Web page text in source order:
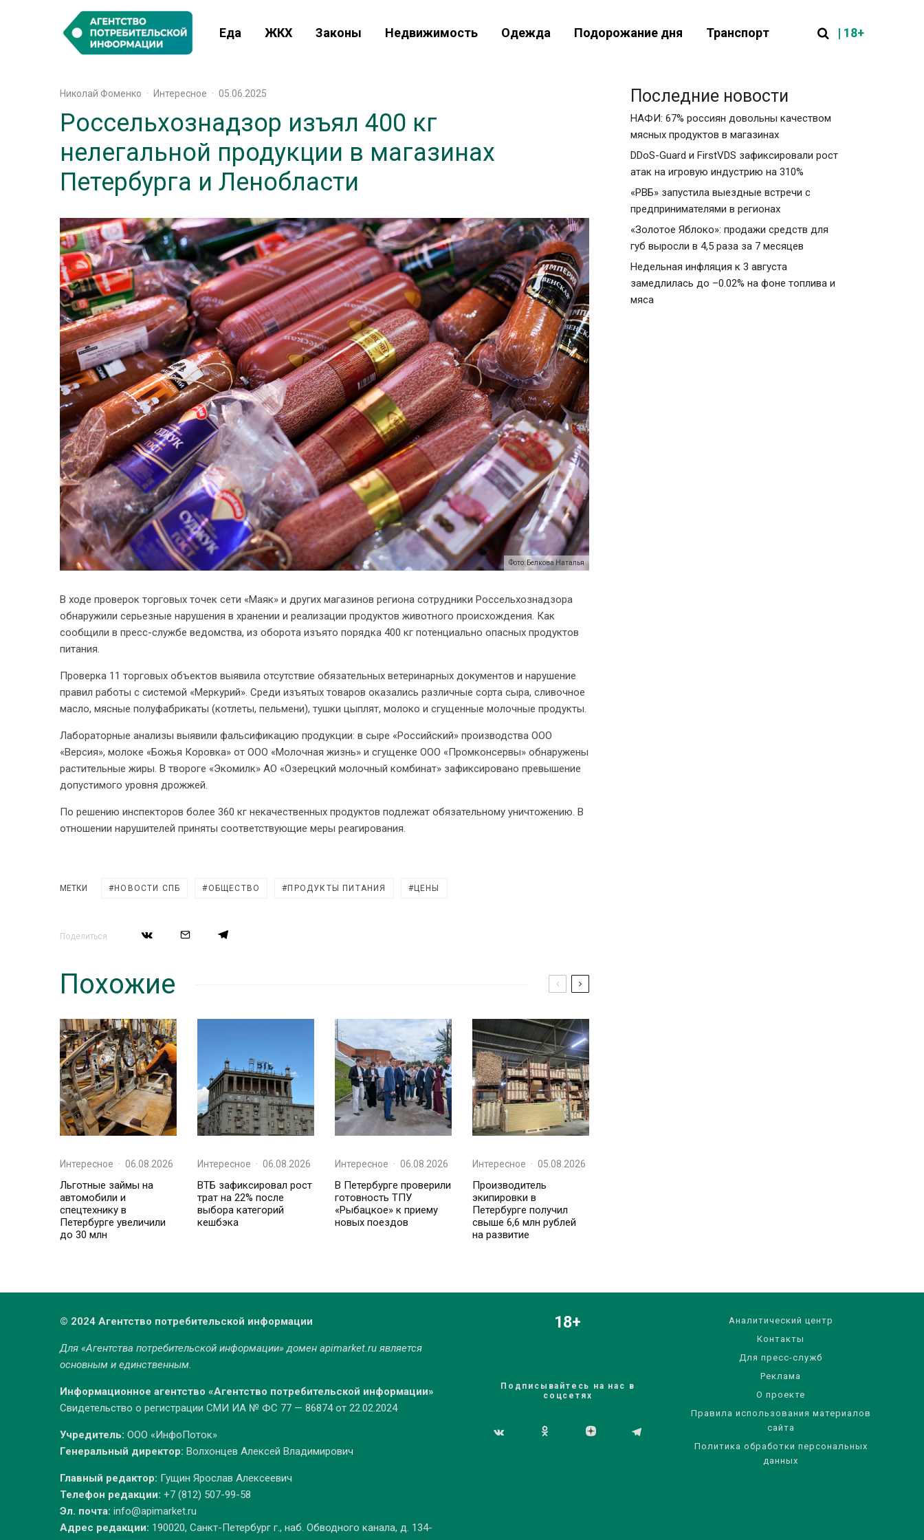
Еда ЖКХ Законы Недвижимость Одежда Подорожание дня Транспорт | 18+
Николай Фоменко · Интересное · 05.06.2025
Россельхознадзор изъял 400 кг
нелегальной продукции в магазинах
Петербурга и Ленобласти
Фото: Белкова Наталья
В ходе проверок торговых точек сети «Маяк» и других магазинов региона сотрудники Россельхознадзора
обнаружили серьезные нарушения в хранении и реализации продуктов животного происхождения. Как
сообщили в пресс-службе ведомства, из оборота изъято порядка 400 кг потенциально опасных продуктов
питания.
Проверка 11 торговых объектов выявила отсутствие обязательных ветеринарных документов и нарушение
правил работы с системой «Меркурий». Среди изъятых товаров оказались различные сорта сыра, сливочное
масло, мясные полуфабрикаты (котлеты, пельмени), тушки цыплят, молоко и сгущенные молочные продукты.
Лабораторные анализы выявили фальсификацию продукции: в сыре «Российский» производства ООО
«Версия», молоке «Божья Коровка» от ООО «Молочная жизнь» и сгущенке ООО «Промконсервы» обнаружены
растительные жиры. В твороге «Экомилк» АО «Озерецкий молочный комбинат» зафиксировано превышение
допустимого уровня дрожжей.
По решению инспекторов более 360 кг некачественных продуктов подлежат обязательному уничтожению. В
отношении нарушителей приняты соответствующие меры реагирования.
МЕТКИ НОВОСТИ СПБ ОБЩЕСТВО ПРОДУКТЫ ПИТАНИЯ ЦЕНЫ
Поделиться
Похожие
Интересное · 06.08.2026
Льготные займы на
автомобили и
спецтехнику в
Петербурге увеличили
до 30 млн
Интересное · 06.08.2026
ВТБ зафиксировал рост
трат на 22% после
выбора категорий
кешбэка
Интересное · 06.08.2026
В Петербурге проверили
готовность ТПУ
«Рыбацкое» к приему
новых поездов
Интересное · 05.08.2026
Производитель
экипировки в
Петербурге получил
свыше 6,6 млн рублей
на развитие
Последние новости
НАФИ: 67% россиян довольны качеством
мясных продуктов в магазинах
DDoS-Guard и FirstVDS зафиксировали рост
атак на игровую индустрию на 310%
«РВБ» запустила выездные встречи с
предпринимателями в регионах
«Золотое Яблоко»: продажи средств для
губ выросли в 4,5 раза за 7 месяцев
Недельная инфляция к 3 августа
замедлилась до –0.02% на фоне топлива и
мяса
© 2024 Агентство потребительской информации
Для «Агентства потребительской информации» домен apimarket.ruявляется
основным и единственным.
Информационное агентство «Агентство потребительской информации»
Свидетельство о регистрации СМИ ИА № ФС 77 — 86874 от 22.02.2024
Учредитель: ООО «ИнфоПоток»
Генеральный директор: Волхонцев Алексей Владимирович
Главный редактор: Гущин Ярослав Алексеевич
Телефон редакции: +7 (812) 507-99-58
Эл. почта: info@apimarket.ru
Адрес редакции: 190020, Санкт-Петербург г., наб. Обводного канала, д. 134-
18+
Подписывайтесь на нас в
соцсетях
Аналитический центр
Контакты
Для пресс-служб
Реклама
О проекте
Правила использования материалов
сайта
Политика обработки персональных
данных